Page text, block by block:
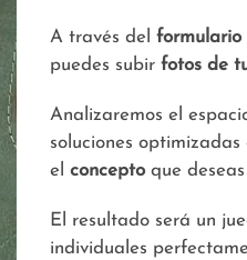
A través del formulario
puedes subir fotos de
Analizaremos el
soluciones optimizadas
el conceptoque
El resultado será un
individuales